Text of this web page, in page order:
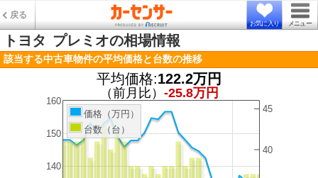
戻る
お気に入り メニュー
トヨタ プレミオの相場情報
該当する中古車物件の平均価格と台数の推移
平均価格:122.2万円
（前月比） -25.8万円
140
150
160
40
45
価格（万円）
台数（台）